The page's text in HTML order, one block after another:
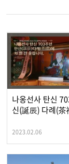
나옹선사 탄신
신(誕辰) 다례(
2023.02.06